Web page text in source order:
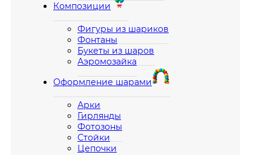
Композиции
Фигуры из шариков
Фонтаны
Букеты из шаров
Аэромозайка
Оформление шарами
Арки
Гирлянды
Фотозоны
Стойки
Цепочки